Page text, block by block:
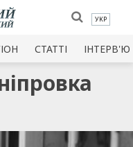
УКР
СТАТТІ ІНТЕРВ'Ю